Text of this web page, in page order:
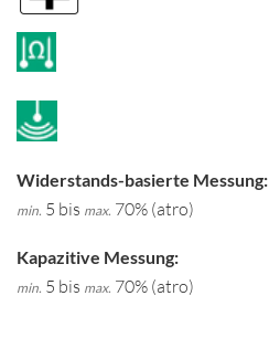
Widerstands-basierte Messung:
min. 5 bis max. 70% (atro)
Kapazitive Messung:
min. 5 bis max. 70% (atro)